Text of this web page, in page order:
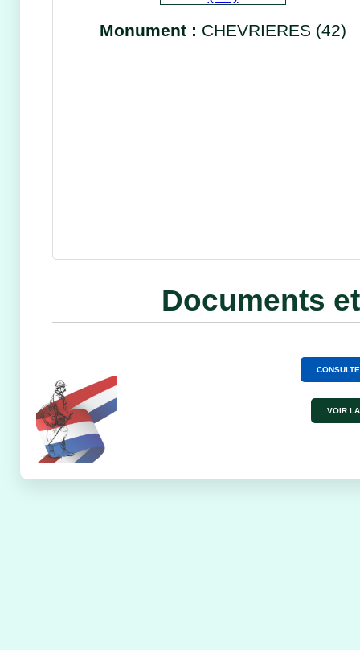
Monument : CHEVRIERES (42)
Documents
VOIR